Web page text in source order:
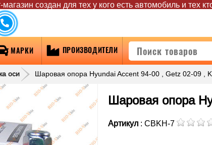
магазин создан для тех у кого есть автомобиль и тех
МАРКИ ПРОИЗВОДИТЕЛИ
оси Шаровая опора Hyundai Accent 94-00 , Getz 02-09 ,
Шаровая опора
Артикул : CBKH-7